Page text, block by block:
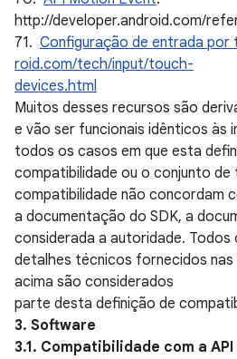
http://developer.android.com/
71. Configuração de entrada por
roid.com/tech/input/touch-
devices.html
Muitos desses recursos são
e vão ser funcionais idênticos às
todos os casos em que esta
compatibilidade ou o conjunto de
compatibilidade não concordam
a documentação do SDK, a
considerada a autoridade. Todos
detalhes técnicos fornecidos nas
acima são considerados
parte desta definição de
3. Software
3.1. Compatibilidade com a